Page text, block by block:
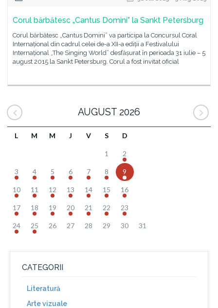
Corul bărbătesc „Cantus Domini” la Sankt Petersburg
Corul bărbătesc „Cantus Domini” va participa la Concursul Coral
Internațional din cadrul celei de-a XII-a ediții a Festivalului
Internațional „The Singing World” desfășurat în perioada 31 iulie – 5
august 2015 la Sankt Petersburg. Corul a fost invitat oficial
AUGUST 2026
L M M J V S D
1 2
3 4 5 6 7 8 9
10 11 12 13 14 15 16
17 18 19 20 21 22 23
24 25 26 27 28 29 30 31
CATEGORII
Literatură
Arte vizuale